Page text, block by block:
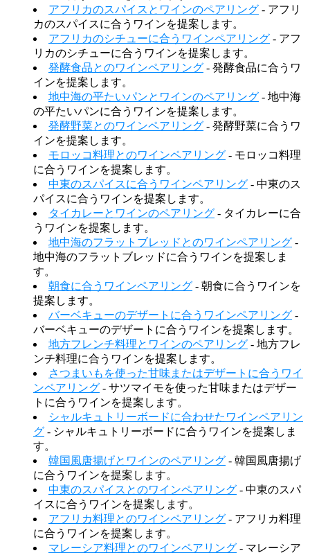
アフリカのスパイスとワインのペアリング - アフリ
カのスパイスに合うワインを提案します。
アフリカのシチューに合うワインペアリング - アフ
リカのシチューに合うワインを提案します。
発酵食品とのワインペアリング - 発酵食品に合うワ
インを提案します。
地中海の平たいパンとワインのペアリング - 地中海
の平たいパンに合うワインを提案します。
発酵野菜とのワインペアリング - 発酵野菜に合うワ
インを提案します。
モロッコ料理とのワインペアリング - モロッコ料理
に合うワインを提案します。
中東のスパイスに合うワインペアリング - 中東のス
パイスに合うワインを提案します。
タイカレーとワインのペアリング - タイカレーに合
うワインを提案します。
地中海のフラットブレッドとのワインペアリング -
地中海のフラットブレッドに合うワインを提案しま
す。
朝食に合うワインペアリング - 朝食に合うワインを
提案します。
バーベキューのデザートに合うワインペアリング -
バーベキューのデザートに合うワインを提案します。
地方フレンチ料理とワインのペアリング - 地方フレ
ンチ料理に合うワインを提案します。
さつまいもを使った甘味またはデザートに合うワイ
ンペアリング - サツマイモを使った甘味またはデザー
トに合うワインを提案します。
シャルキュトリーボードに合わせたワインペアリン
グ - シャルキュトリーボードに合うワインを提案しま
す。
韓国風唐揚げとワインのペアリング - 韓国風唐揚げ
に合うワインを提案します。
中東のスパイスとのワインペアリング - 中東のスパ
イスに合うワインを提案します。
アフリカ料理とのワインペアリング - アフリカ料理
に合うワインを提案します。
マレーシア料理とのワインペアリング - マレーシア